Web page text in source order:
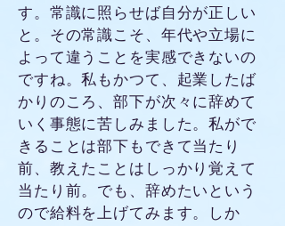
す。常識に照らせば自分が正しい
と。その常識こそ、年代や立場に
よって違うことを実感できないの
ですね。私もかつて、起業したば
かりのころ、部下が次々に辞めて
いく事態に苦しみました。私がで
きることは部下もできて当たり
前、教えたことはしっかり覚えて
当たり前。でも、辞めたいという
ので給料を上げてみます。しか